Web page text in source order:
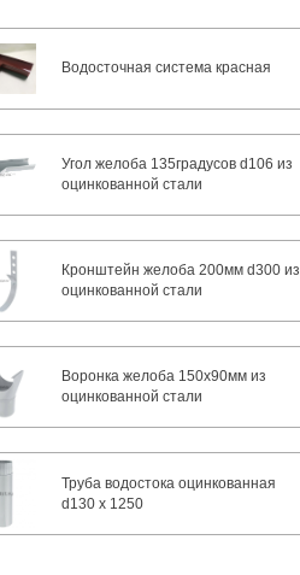
Водосточная система красная
Угол желоба 135градусов d106 из
оцинкованной стали
Кронштейн желоба 200мм d300 из
оцинкованной стали
Воронка желоба 150x90мм из
оцинкованной стали
Труба водостока оцинкованная
d130 х 1250